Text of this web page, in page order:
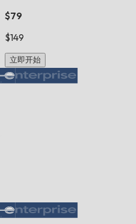
$79
$149
立即开始